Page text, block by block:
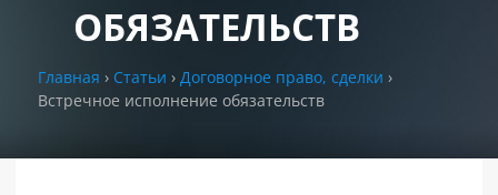
Контакты
Задать вопрос
ОБЯЗАТЕЛЬСТВ
Главная › Статьи › Договорное право, сделки ›
Встречное исполнение обязательств